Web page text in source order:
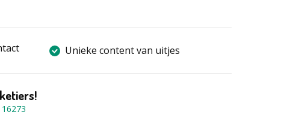
Unieke content van uitjes
16273